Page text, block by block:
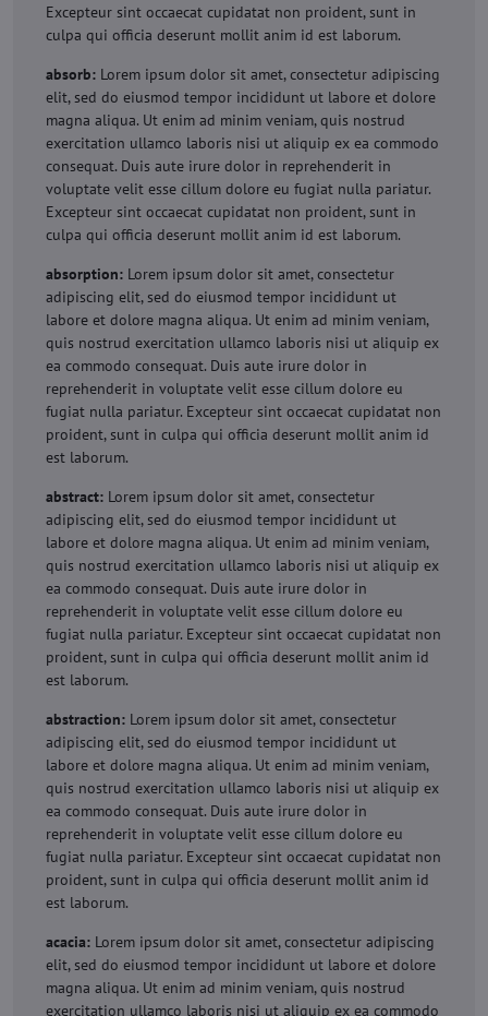
Excepteur sint occaecat cupidatat non proident, sunt in
culpa qui officia deserunt mollit anim id est laborum.
absorb: Lorem ipsum dolor sit amet, consectetur adipiscing
elit, sed do eiusmod tempor incididunt ut labore et dolore
magna aliqua. Ut enim ad minim veniam, quis nostrud
exercitation ullamco laboris nisi ut aliquip ex ea commodo
consequat. Duis aute irure dolor in reprehenderit in
voluptate velit esse cillum dolore eu fugiat nulla pariatur.
Excepteur sint occaecat cupidatat non proident, sunt in
culpa qui officia deserunt mollit anim id est laborum.
absorption: Lorem ipsum dolor sit amet, consectetur
adipiscing elit, sed do eiusmod tempor incididunt ut
labore et dolore magna aliqua. Ut enim ad minim veniam,
quis nostrud exercitation ullamco laboris nisi ut aliquip ex
ea commodo consequat. Duis aute irure dolor in
reprehenderit in voluptate velit esse cillum dolore eu
fugiat nulla pariatur. Excepteur sint occaecat cupidatat non
proident, sunt in culpa qui officia deserunt mollit anim id
est laborum.
abstract: Lorem ipsum dolor sit amet, consectetur
adipiscing elit, sed do eiusmod tempor incididunt ut
labore et dolore magna aliqua. Ut enim ad minim veniam,
quis nostrud exercitation ullamco laboris nisi ut aliquip ex
ea commodo consequat. Duis aute irure dolor in
reprehenderit in voluptate velit esse cillum dolore eu
fugiat nulla pariatur. Excepteur sint occaecat cupidatat non
proident, sunt in culpa qui officia deserunt mollit anim id
est laborum.
abstraction: Lorem ipsum dolor sit amet, consectetur
adipiscing elit, sed do eiusmod tempor incididunt ut
labore et dolore magna aliqua. Ut enim ad minim veniam,
quis nostrud exercitation ullamco laboris nisi ut aliquip ex
ea commodo consequat. Duis aute irure dolor in
reprehenderit in voluptate velit esse cillum dolore eu
fugiat nulla pariatur. Excepteur sint occaecat cupidatat non
proident, sunt in culpa qui officia deserunt mollit anim id
est laborum.
acacia: Lorem ipsum dolor sit amet, consectetur adipiscing
elit, sed do eiusmod tempor incididunt ut labore et dolore
magna aliqua. Ut enim ad minim veniam, quis nostrud
exercitation ullamco laboris nisi ut aliquip ex ea commodo